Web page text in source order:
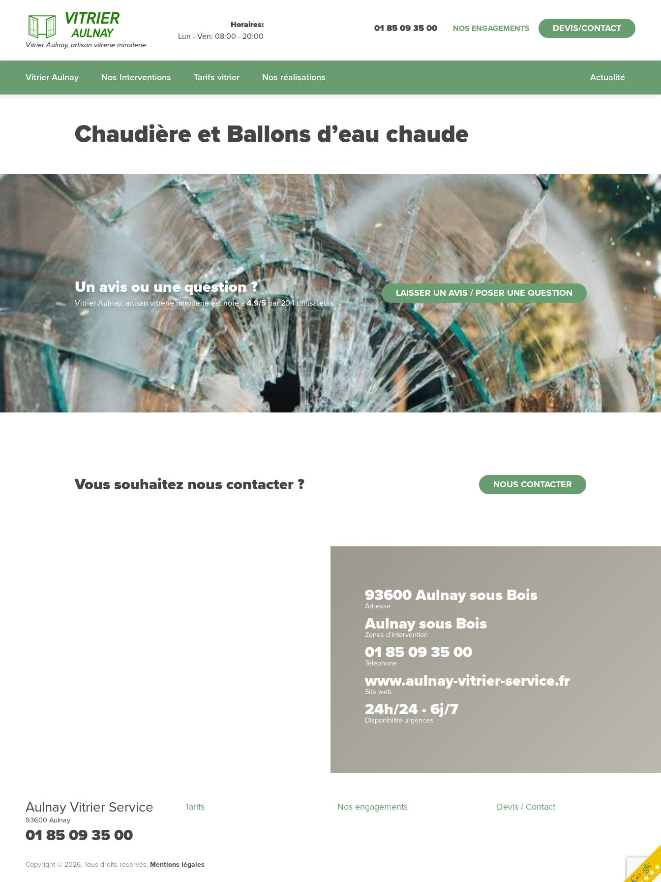
Vitrier Aulnay, artisan vitrerie miroiterie
Horaires:
Lun - Ven: 08:00 - 20:00
01 85 09 35 00 NOS ENGAGEMENTS DEVIS/CONTACT
Vitrier Aulnay Actualité
Nos Interventions Tarifs vitrier Nos réalisations
Devis et déplacements
gratuits
sans engagement
appelez-nous :01.85.09.35.00
Chaudière et Ballons d’eau chaude
Un avis ou une question ?
Vitrier Aulnay, artisan vitrerie miroiterieest noté à4.9/5 par204utilisateurs
LAISSER UN AVIS / POSER UNE QUESTION
Vous souhaitez nous contacter ? NOUS CONTACTER
93600 Aulnay sous Bois
Adresse
Aulnay sous Bois
Zones d’intervention
01 85 09 35 00
Téléphone
www.aulnay-vitrier-service.fr
Site web
24h/24 - 6j/7
Disponibilité urgences
Aulnay Vitrier Service
93600 Aulnay
01 85 09 35 00
Tarifs Nos engagements Devis / Contact
Copyright © 2026. Tous droits réservés. Mentions légales